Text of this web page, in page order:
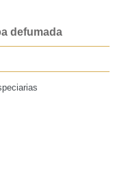
defumada